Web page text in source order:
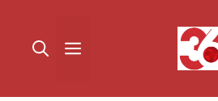
القائمة